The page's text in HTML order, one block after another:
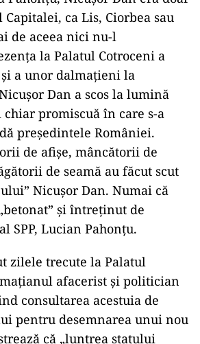
ca Lis, Ciorbea sau
de aceea nici nu-l
la Palatul Cotroceni a
a unor dalmațieni la
Dan a scos la lumină
promiscuă în care s-a
președintele României.
de afișe, mâncătorii de
de seamă au făcut scut
Nicușor Dan. Numai că
și întreținut de
SPP, Lucian Pahonțu.
zilele trecute la Palatul
afacerist și politician
consultarea acestuia de
pentru desemnarea unui nou
că „luntrea statului